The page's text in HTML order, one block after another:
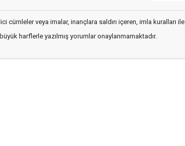
cümleler veya imalar, inançlara saldırı içeren, imla kuralları ile
harflerle yazılmış yorumlar onaylanmamaktadır.